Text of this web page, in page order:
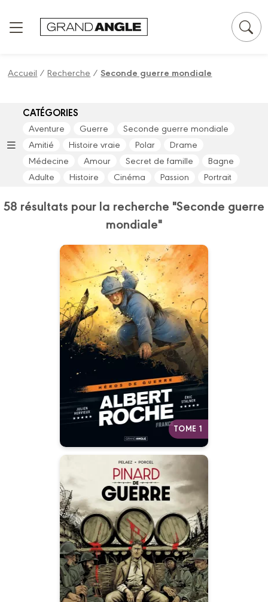
Accueil /Recherche /Seconde guerre mondiale
CATÉGORIES
Aventure Guerre
Seconde guerre mondiale
Amitié
Histoire vraie Polar
Drame
Médecine
Amour Secret de famille
Bagne
Adulte
Histoire Cinéma Passion Portrait
58 résultats pour la recherche "Seconde guerre
mondiale"
TOME 1
Albert Roche -
histoire complète
Date de parution :
25/09/2024
Son nom ne vous dit rien. Et
pourtant il est l’un des plus
grands héros de la Première
Guerre mondiale…
Autres tomes
Pinard de Guerre -
histoire complète
Date de parution :
01/09/2021
“Rien ne grise comme le vin du
malheur.”
Autres tomes